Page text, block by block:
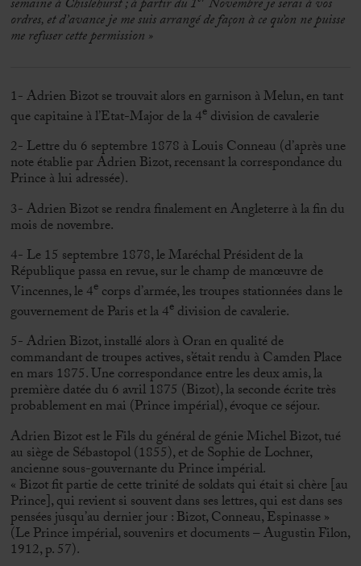
semaine à Chislehurst ; à partir du 1 Novembre je serai à vos
ordres, et d’avance je me suis arrangé de façon à ce qu’on ne puisse
me refuser cette permission »
1- Adrien Bizot se trouvait alors en garnison à Melun, en tant
que capitaine à l’Etat-Major de la 4e division de cavalerie
2- Lettre du 6 septembre 1878 à Louis Conneau (d’après une
note établie par Adrien Bizot, recensant la correspondance du
Prince à lui adressée).
3- Adrien Bizot se rendra finalement en Angleterre à la fin du
mois de novembre.
4- Le 15 septembre 1878, le Maréchal Président de la
République passa en revue, sur le champ de manœuvre de
Vincennes, le 4e corps d’armée, les troupes stationnées dans le
gouvernement de Paris et la 4e division de cavalerie.
5- Adrien Bizot, installé alors à Oran en qualité de
commandant de troupes actives, s’était rendu à Camden Place
en mars 1875. Une correspondance entre les deux amis, la
première datée du 6 avril 1875 (Bizot), la seconde écrite très
probablement en mai (Prince impérial), évoque ce séjour.
Adrien Bizot est le Fils du général de génie Michel Bizot, tué
au siège de Sébastopol (1855), et de Sophie de Lochner,
ancienne sous-gouvernante du Prince impérial.
« Bizot fit partie de cette trinité de soldats qui était si chère [au
Prince], qui revient si souvent dans ses lettres, qui est dans ses
pensées jusqu’au dernier jour : Bizot, Conneau, Espinasse »
(Le Prince impérial, souvenirs et documents – Augustin Filon,
1912, p. 57).